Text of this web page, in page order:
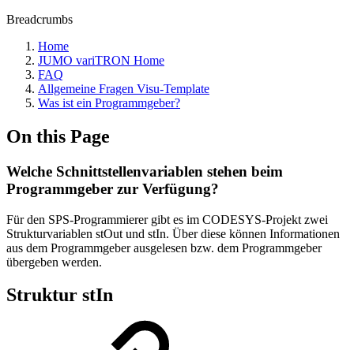
Breadcrumbs
Home
JUMO variTRON Home
FAQ
Allgemeine Fragen Visu-Template
Was ist ein Programmgeber?
On this Page
Welche Schnittstellenvariablen stehen beim
Programmgeber zur Verfügung?
Für den SPS-Programmierer gibt es im CODESYS-Projekt zwei
Strukturvariablen stOut und stIn. Über diese können Informationen
aus dem Programmgeber ausgelesen bzw. dem Programmgeber
übergeben werden.
Struktur stIn